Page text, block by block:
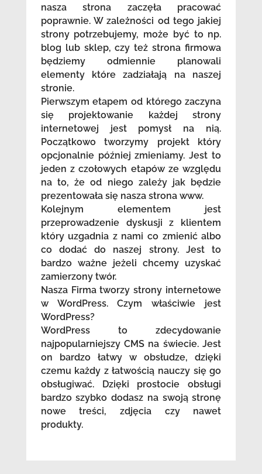
nasza strona zaczęła pracować
poprawnie. W zależności od tego jakiej
strony potrzebujemy, może być to np.
blog lub sklep, czy też strona firmowa
będziemy odmiennie planowali
elementy które zadziałają na naszej
stronie.
Pierwszym etapem od którego zaczyna
się projektowanie każdej strony
internetowej jest pomysł na nią.
Początkowo tworzymy projekt który
opcjonalnie później zmieniamy. Jest to
jeden z czołowych etapów ze względu
na to, że od niego zależy jak będzie
prezentowała się nasza strona www.
Kolejnym elementem jest
przeprowadzenie dyskusji z klientem
który uzgadnia z nami co zmienić albo
co dodać do naszej strony. Jest to
bardzo ważne jeżeli chcemy uzyskać
zamierzony twór.
Nasza Firma tworzy strony internetowe
w WordPress. Czym właściwie jest
WordPress?
WordPress to zdecydowanie
najpopularniejszy CMS na świecie. Jest
on bardzo łatwy w obsłudze, dzięki
czemu każdy z łatwością nauczy się go
obsługiwać. Dzięki prostocie obsługi
bardzo szybko dodasz na swoją stronę
nowe treści, zdjęcia czy nawet
produkty.